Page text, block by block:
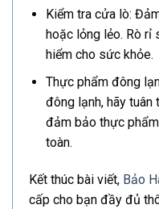
Kiểm tra cửa lò:
hoặc lỏng lẻo. Rò rỉ
hiểm cho sức khỏe.
Thực phẩm đông
đông lạnh, hãy
đảm bảo thực
toàn.
Kết thúc bài viết, Bảo
cấp cho bạn đầy đủ